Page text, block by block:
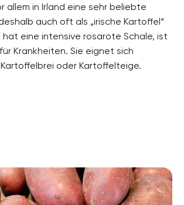
allem in Irland eine sehr beliebte
auch oft als „irische Kartoffel“
eine intensive rosarote Schale, ist
Krankheiten. Sie eignet sich
oder Kartoffelteige.